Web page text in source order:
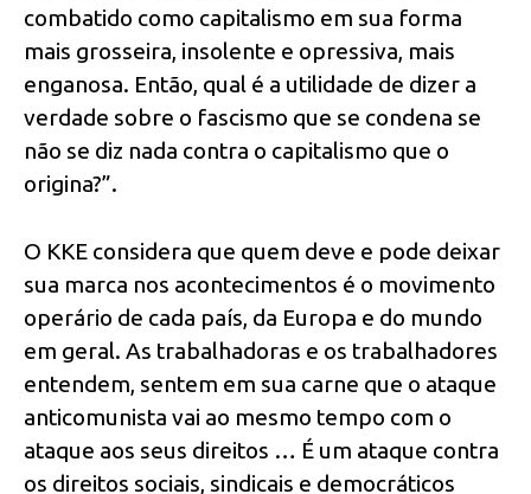
combatido como capitalismo em sua forma
mais grosseira, insolente e opressiva, mais
enganosa. Então, qual é a utilidade de dizer a
verdade sobre o fascismo que se condena se
não se diz nada contra o capitalismo que o
origina?”.
O KKE considera que quem deve e pode deixar
sua marca nos acontecimentos é o movimento
operário de cada país, da Europa e do mundo
em geral. As trabalhadoras e os trabalhadores
entendem, sentem em sua carne que o ataque
anticomunista vai ao mesmo tempo com o
ataque aos seus direitos … É um ataque contra
os direitos sociais, sindicais e democráticos